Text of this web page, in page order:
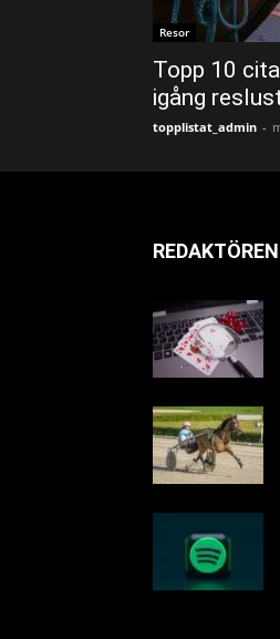
Resor
Topp 10
igång
topplistat_admin -